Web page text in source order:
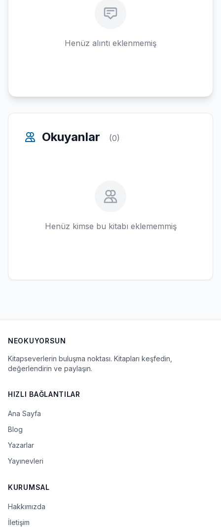
Henüz alıntı eklenmemiş
Okuyanlar (0)
Henüz kimse bu kitabı eklememmiş
NEOKUYORSUN
Kitapseverlerin buluşma noktası. Kitapları keşfedin,
değerlendirin ve paylaşın.
HIZLI BAĞLANTILAR
Ana Sayfa
Blog
Yazarlar
Yayınevleri
KURUMSAL
Hakkımızda
İletişim